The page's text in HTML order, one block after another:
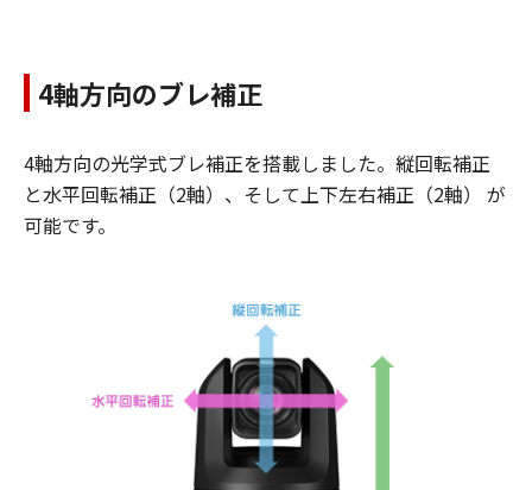
4軸方向のブレ補正
4軸方向の光学式ブレ補正を搭載しました。縦回転補正
と水平回転補正（2軸）、そして上下左右補正（2軸） が
可能です。